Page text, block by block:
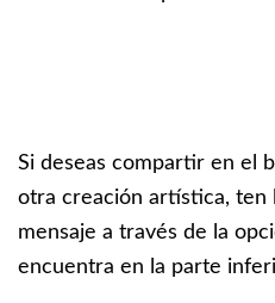
Si deseas compartir en el
otra creación artística, ten
mensaje a través de la
encuentra en la parte